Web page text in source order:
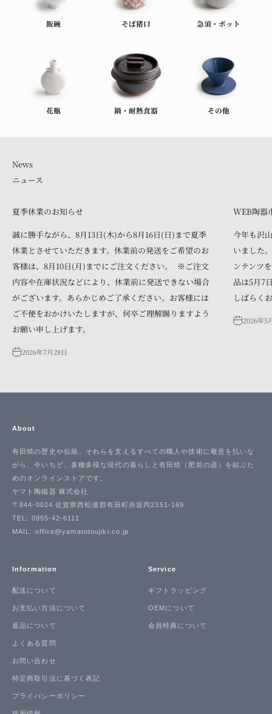
飯碗 そば猪口 急須・ポット
花瓶 鍋・耐熱食器 その他
ニュース
夏季休業のお知らせ
誠に勝手ながら、8月13日(木)から8月16日(日)まで夏季
休業とさせていただきます。休業前の発送をご希望のお
客様は、8月10日(月)までにご注文ください。 ※ご注文
内容や在庫状況などにより、休業前に発送できない場合
がございます。あらかじめご了承ください。お客様には
ご不便をおかけいたしますが、何卒ご理解賜りますよう
お願い申し上げます。
2026年7月28日
WEB陶器
今年も沢
いました
ンテンツ
品は5月7
しばらく
2026年5
About
有田焼の歴史や伝統、それらを支えるすべての職人や技術に敬意を払いな
がら、今いちど、多種多様な現代の暮らしと有田焼（肥前の器）を結ぶた
めのオンラインストアです。
ヤマト陶磁器 株式会社
〒844-0024 佐賀県西松浦郡有田町赤坂丙2351-169
TEL: 0955-42-6111
MAIL: office@yamatotoujiki.co.jp
Information
配送について
お支払い方法について
返品について
よくある質問
お問い合わせ
特定商取引法に基づく表記
プライバシーポリシー
Service
ギフトラッピング
OEMについて
会員特典について